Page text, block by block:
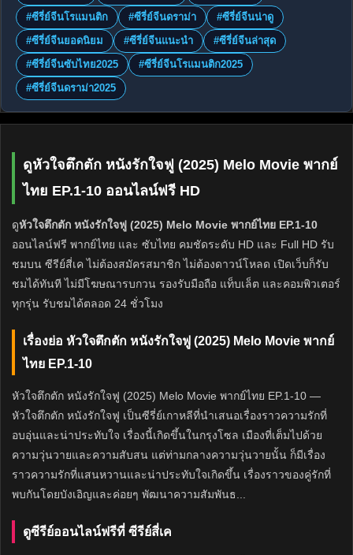
#ซีรี่ย์จีนโรแมนติก
#ซีรี่ย์จีนดราม่า
#ซีรี่ย์จีนน่าดู
#ซีรี่ย์จีนยอดนิยม
#ซีรี่ย์จีนแนะนำ
#ซีรี่ย์จีนล่าสุด
#ซีรี่ย์จีนซับไทย2025
#ซีรี่ย์จีนโรแมนติก2025
#ซีรี่ย์จีนดราม่า2025
ดูหัวใจตึกตัก หนังรักใจฟู (2025) Melo Movie พากย์
ไทย EP.1-10 ออนไลน์ฟรี HD
ดูหัวใจตึกตัก หนังรักใจฟู (2025) Melo Movie พากย์ไทย EP.1-10
ออนไลน์ฟรี พากย์ไทย และ ซับไทย คมชัดระดับ HD และ Full HD รับ
ชมบน ซีรีย์สี่เค ไม่ต้องสมัครสมาชิก ไม่ต้องดาวน์โหลด เปิดเว็บก็รับ
ชมได้ทันที ไม่มีโฆษณารบกวน รองรับมือถือ แท็บเล็ต และคอมพิวเตอร์
ทุกรุ่น รับชมได้ตลอด 24 ชั่วโมง
เรื่องย่อ หัวใจตึกตัก หนังรักใจฟู (2025) Melo Movie พากย์
ไทย EP.1-10
หัวใจตึกตัก หนังรักใจฟู (2025) Melo Movie พากย์ไทย EP.1-10 —
หัวใจตึกตัก หนังรักใจฟู เป็นซีรี่ย์เกาหลีที่นำเสนอเรื่องราวความรักที่
อบอุ่นและน่าประทับใจ เรื่องนี้เกิดขึ้นในกรุงโซล เมืองที่เต็มไปด้วย
ความวุ่นวายและความสับสน แต่ท่ามกลางความวุ่นวายนั้น ก็มีเรื่อง
ราวความรักที่แสนหวานและน่าประทับใจเกิดขึ้น เรื่องราวของคู่รักที่
พบกันโดยบังเอิญและค่อยๆ พัฒนาความสัมพันธ...
ดูซีรีย์ออนไลน์ฟรีที่ ซีรีย์สี่เค